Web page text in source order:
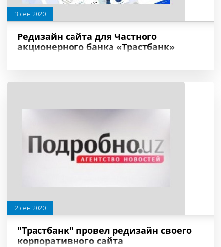
3 сен 2020
Редизайн сайта для Частного
акционерного банка «Трастбанк»
2 сен 2020
"Трастбанк" провел редизайн своего
корпоративного сайта